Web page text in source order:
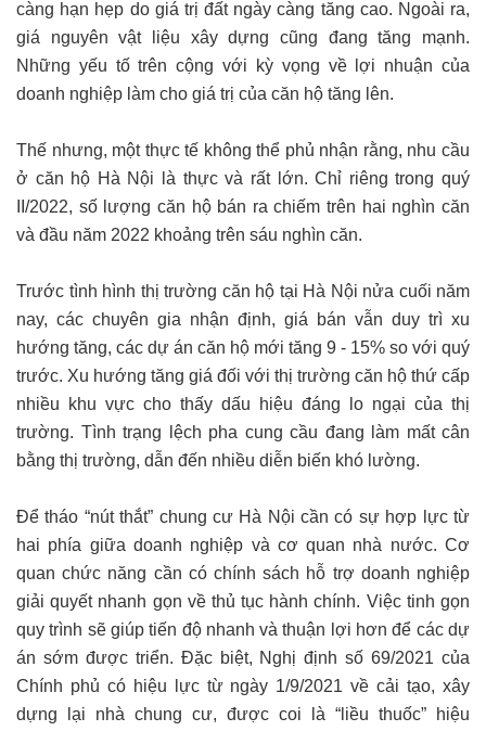
càng hạn hẹp do giá trị đất ngày càng tăng cao. Ngoài ra,
giá nguyên vật liệu xây dựng cũng đang tăng mạnh.
Những yếu tố trên cộng với kỳ vọng về lợi nhuận của
doanh nghiệp làm cho giá trị của căn hộ tăng lên.
Thế nhưng, một thực tế không thể phủ nhận rằng, nhu cầu
ở căn hộ Hà Nội là thực và rất lớn. Chỉ riêng trong quý
II/2022, số lượng căn hộ bán ra chiếm trên hai nghìn căn
và đầu năm 2022 khoảng trên sáu nghìn căn.
Trước tình hình thị trường căn hộ tại Hà Nội nửa cuối năm
nay, các chuyên gia nhận định, giá bán vẫn duy trì xu
hướng tăng, các dự án căn hộ mới tăng 9 - 15% so với quý
trước. Xu hướng tăng giá đối với thị trường căn hộ thứ cấp
nhiều khu vực cho thấy dấu hiệu đáng lo ngại của thị
trường. Tình trạng lệch pha cung cầu đang làm mất cân
bằng thị trường, dẫn đến nhiều diễn biến khó lường.
Để tháo “nút thắt” chung cư Hà Nội cần có sự hợp lực từ
hai phía giữa doanh nghiệp và cơ quan nhà nước. Cơ
quan chức năng cần có chính sách hỗ trợ doanh nghiệp
giải quyết nhanh gọn về thủ tục hành chính. Việc tinh gọn
quy trình sẽ giúp tiến độ nhanh và thuận lợi hơn để các dự
án sớm được triển. Đặc biệt, Nghị định số 69/2021 của
Chính phủ có hiệu lực từ ngày 1/9/2021 về cải tạo, xây
dựng lại nhà chung cư, được coi là “liều thuốc” hiệu